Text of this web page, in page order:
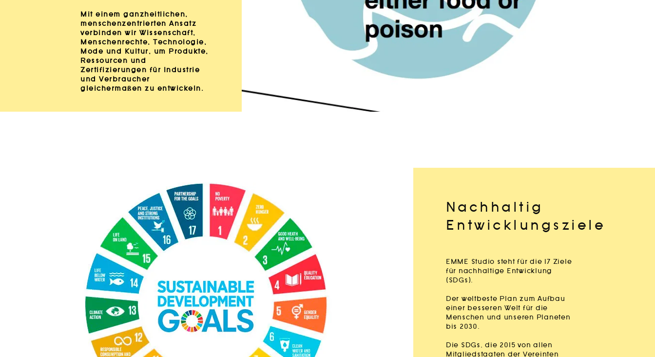
Mit einem ganzheitlichen,
menschenzentrierten Ansatz
verbinden wir Wissenschaft,
Menschenrechte, Technologie,
Mode und Kultur, um Produkte,
Ressourcen und
Zertifizierungen für Industrie
und Verbraucher
gleichermaßen zu entwickeln.
Nachhaltig
Entwicklungsziele
EMME Studio steht für die 17 Ziele
für nachhaltige Entwicklung
(SDGs).
Der weltbeste Plan zum Aufbau
einer besseren Welt für die
Menschen und unseren Planeten
bis 2030.
Die SDGs, die 2015 von allen
Mitgliedstaaten der Vereinten